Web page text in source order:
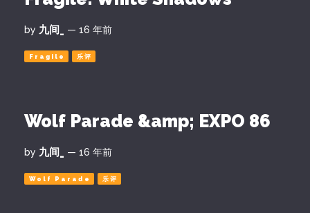
by 九间_ — 16 年前
Fragile 乐评
Wolf Parade &amp; EXPO 86
by 九间_ — 16 年前
Wolf Parade 乐评